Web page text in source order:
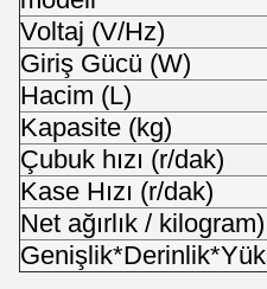
Voltaj (V/Hz)
Giriş Gücü (W)
Hacim (L)
Kapasite (kg)
Çubuk hızı (r/dak)
Kase Hızı (r/dak)
Net ağırlık / kilogram)